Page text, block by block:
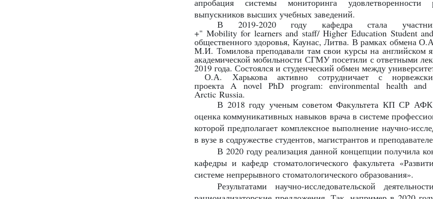
апробация системы мониторинга удовлетворенности
выпускников высших учебных заведений.
В 2019-2020 году кафедра стала
+" Mobility for learners and staff/Higher Education Student
общественного здоровья, Каунас, Литва. В рамках обмена
М.И. Томилова преподавали там свои курсы на английском
академической мобильности СГМУ посетили с ответными
2019 года. Состоялся и студенческий обмен между
О.А. Харькова активно сотрудничает с
проектаA novel PhD program:environmental health
Arctic Russia.
В 2018 году ученым советом Факультета КП СР АФК
оценка коммуникативных навыков врача в системе
которой предполагает комплексное выполнение научно-
в вузе в содружестве студентов, магистрантов и
В 2020 году реализация данной концепции получила
кафедры и кафедр стоматологического факультета
системе непрерывного стоматологического образования».
Результатами научно-исследовательской